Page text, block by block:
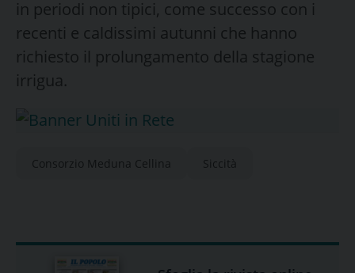
in periodi non tipici, come successo con i
recenti e caldissimi autunni che hanno
richiesto il prolungamento della stagione
irrigua.
Consorzio Meduna Cellina Siccità